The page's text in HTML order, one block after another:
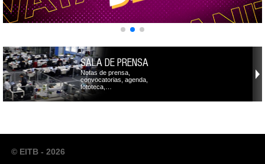
SALA DE PRENSA
Notas de prensa,
convocatorias, agenda,
fototeca,…
© EITB - 2026